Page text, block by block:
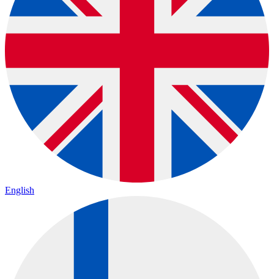
English